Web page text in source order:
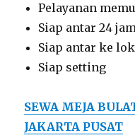
Pelayanan
Siap antar 24 jam
Siap antar ke
Siap setting
SEWA MEJA
JAKARTA PUSAT